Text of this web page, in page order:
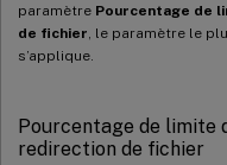
paramètre Pourcentage de
de fichier , le paramètre le
s’applique.
Pourcentage de limite
redirection de fichier